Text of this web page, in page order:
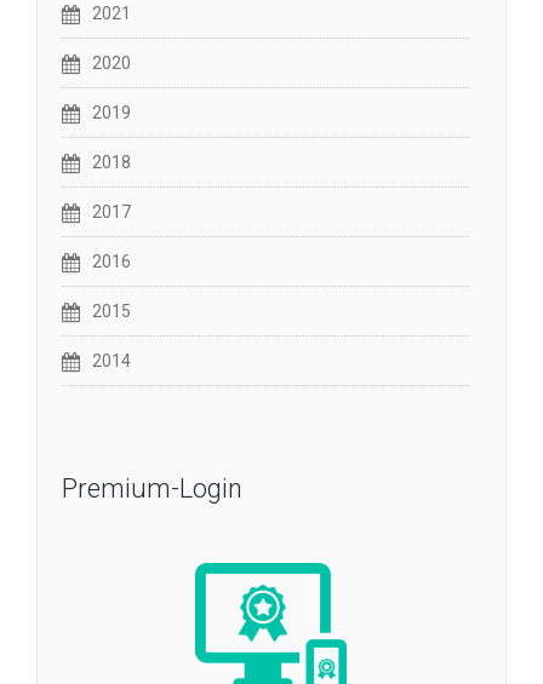
2021
2020
2019
2018
2017
2016
2015
2014
Premium-Login